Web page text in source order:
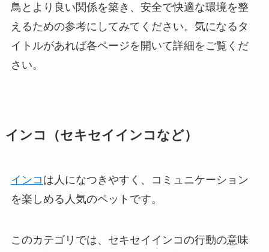
鳥とより良い関係を築き、安全で快適な環境を整
えるための参考にしてみてください。気になるタ
イトルがあれば各ページを開いて詳細をご覧くだ
さい。
インコ（セキセイインコなど）
インコ は人になつきやすく、コミュニケーション
を楽しめる人気のペットです。
このカテゴリでは、セキセイインコの行動の意味